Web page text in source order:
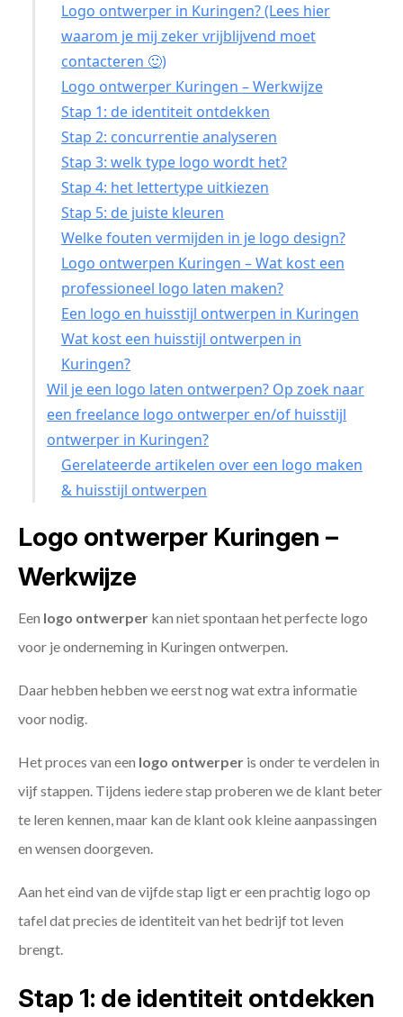
Logo ontwerper in Kuringen? (Lees hier
waarom je mij zeker vrijblijvend moet
contacteren 🙂)
Logo ontwerper Kuringen – Werkwijze
Stap 1: de identiteit ontdekken
Stap 2: concurrentie analyseren
Stap 3: welk type logo wordt het?
Stap 4: het lettertype uitkiezen
Stap 5: de juiste kleuren
Welke fouten vermijden in je logo design?
Logo ontwerpen Kuringen – Wat kost een
professioneel logo laten maken?
Een logo en huisstijl ontwerpen in Kuringen
Wat kost een huisstijl ontwerpen in
Kuringen?
Wil je een logo laten ontwerpen? Op zoek naar
een freelance logo ontwerper en/of huisstijl
ontwerper in Kuringen?
Gerelateerde artikelen over een logo maken
& huisstijl ontwerpen
Logo ontwerper Kuringen –
Werkwijze
Een logo ontwerper kan niet spontaan het perfecte logo
voor je onderneming in Kuringen ontwerpen.
Daar hebben hebben we eerst nog wat extra informatie
voor nodig.
Het proces van een logo ontwerper is onder te verdelen in
vijf stappen. Tijdens iedere stap proberen we de klant beter
te leren kennen, maar kan de klant ook kleine aanpassingen
en wensen doorgeven.
Aan het eind van de vijfde stap ligt er een prachtig logo op
tafel dat precies de identiteit van het bedrijf tot leven
brengt.
Stap 1: de identiteit ontdekken